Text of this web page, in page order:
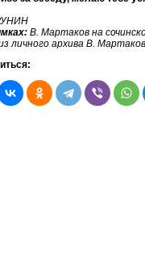
: В. Мартаков на
личного архива В.